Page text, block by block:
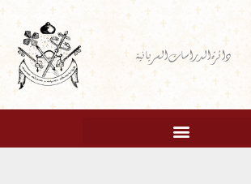
دائرة الدراسات السريانية